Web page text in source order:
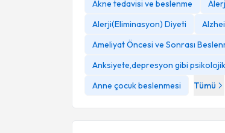
Akne tedavisi ve beslenme
Alerji(Eliminasyon) Diyeti
Ameliyat Öncesi ve Sonrası
Anksiyete,depresyon gibi
Anne çocuk beslenmesi
Tümü